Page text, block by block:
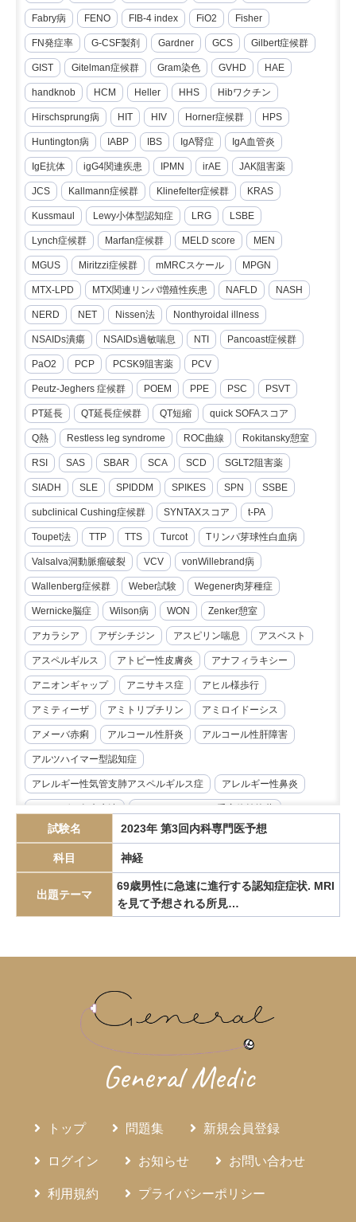
Fabry病 FENO FIB-4 index FiO2 Fisher
FN発症率 G-CSF製剤 Gardner GCS Gilbert症候群
GIST Gitelman症候群 Gram染色 GVHD HAE
handknob HCM Heller HHS Hibワクチン
Hirschsprung病 HIT HIV Horner症候群 HPS
Huntington病 IABP IBS IgA腎症 IgA血管炎
IgE抗体 igG4関連疾患 IPMN irAE JAK阻害薬
JCS Kallmann症候群 Klinefelter症候群 KRAS
Kussmaul Lewy小体型認知症 LRG LSBE
Lynch症候群 Marfan症候群 MELD score MEN
MGUS Miritzzi症候群 mMRCスケール MPGN
MTX-LPD MTX関連リンパ増殖性疾患 NAFLD NASH
NERD NET Nissen法 Nonthyroidal illness
NSAIDs潰瘍 NSAIDs過敏喘息 NTI Pancoast症候群
PaO2 PCP PCSK9阻害薬 PCV
Peutz-Jeghers 症候群 POEM PPE PSC PSVT
PT延長 QT延長症候群 QT短縮 quick SOFAスコア
Q熱 Restless leg syndrome ROC曲線 Rokitansky憩室
RSI SAS SBAR SCA SCD SGLT2阻害薬
SIADH SLE SPIDDM SPIKES SPN SSBE
subclinical Cushing症候群 SYNTAXスコア t-PA
Toupet法 TTP TTS Turcot Tリンパ芽球性白血病
Valsalva洞動脈瘤破裂 VCV vonWillebrand病
Wallenberg症候群 Weber試験 Wegener肉芽種症
Wernicke脳症 Wilson病 WON Zenker憩室
アカラシア アザシチジン アスピリン喘息 アスベスト
アスペルギルス アトピー性皮膚炎 アナフィラキシー
アニオンギャップ アニサキス症 アヒル様歩行
アミティーザ アミトリプチリン アミロイドーシス
アメーバ赤痢 アルコール性肝炎 アルコール性肝障害
アルツハイマー型認知症
アレルギー性気管支肺アスペルギルス症 アレルギー性鼻炎
イマチニブ インスリノーマ インピーダンス試験
インフリキシマブ エクリズマブ
エリスロポエチン エルシニア腸炎
エロビキシバット オレキシン
カリウムチャネル競合型胃酸抑制薬 カルチノイド
がん疼痛 がん薬物療法
ギランバレー症候群
クラミジア グラム染色
グラム陰性双球菌 クリプトスポリジウム症 グレリン
コレシストキニン コレステロール塞栓症
コレステロール結石 サルコイドーシス サルコペニア
ジクロロプロパン
試験名 2023年 第3回内科専門医予想
科目 神経
出題テーマ
69歳男性に急速に進行する認知症症状. MRI
を見て予想される所見…
General Medic
トップ 問題集 新規会員登録
ログイン お知らせ お問い合わせ
利用規約 プライバシーポリシー